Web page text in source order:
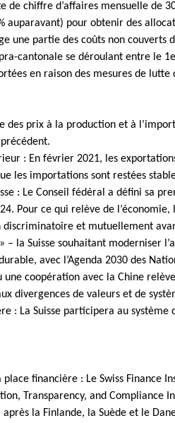
de chiffre d’affaires mensuelle de
auparavant) pour obtenir des
une partie des coûts non couverts
cantonale se déroulant entre le
en raison des mesures de
des prix à la production et à
: En février 2021, les
les importations sont restées
: Le Conseil fédéral a défini sa
Pour ce qui relève de
discriminatoire et mutuellement
– la Suisse souhaitant moderniser
avec l’Agenda 2030 des
une coopération avec la Chine
divergences de valeurs et de
: La Suisse participera au
financière : Le Swiss Finance
Transparency, and Compliance
après la Finlande, la Suède et le